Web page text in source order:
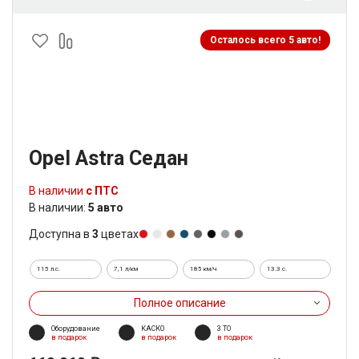
Осталось всего 5 авто!
Opel Astra Седан
В наличии с ПТС
В наличии: 5 авто
Доступна в 3 цветах
115 л.с. 7,1 л/км 185 км/ч 13.3 c.
Полное описание
Оборудование
в подарок
КАСКО
в подарок
3 ТО
в подарок